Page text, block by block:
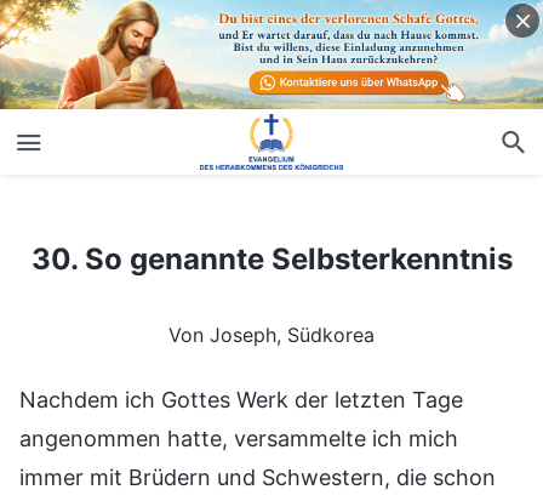
30. So genannte Selbsterkenntnis
30. So genannte Selbsterkenntnis
Von Joseph, Südkorea
Nachdem ich Gottes Werk der letzten Tage
angenommen hatte, versammelte ich mich
immer mit Brüdern und Schwestern, die schon